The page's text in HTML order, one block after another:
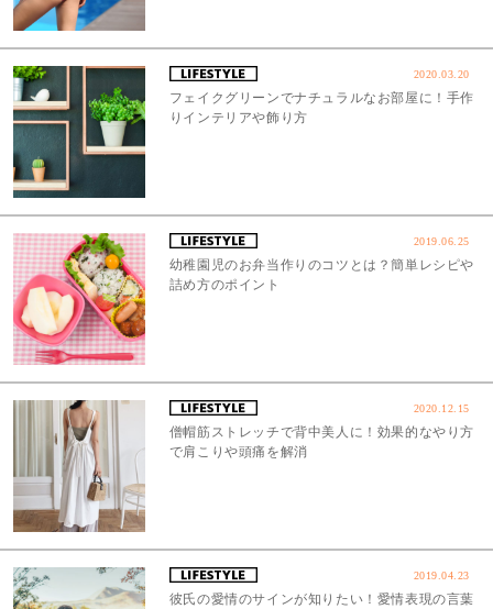
2020.03.20
フェイクグリーンでナチュラルなお部屋に！手作
りインテリアや飾り方
2019.06.25
幼稚園児のお弁当作りのコツとは？簡単レシピや
詰め方のポイント
2020.12.15
僧帽筋ストレッチで背中美人に！効果的なやり方
で肩こりや頭痛を解消
2019.04.23
彼氏の愛情のサインが知りたい！愛情表現の言葉